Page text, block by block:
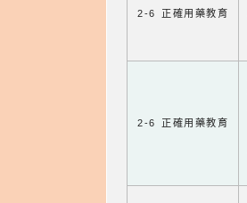
2-6 正確用藥教育
2-6 正確用藥教育